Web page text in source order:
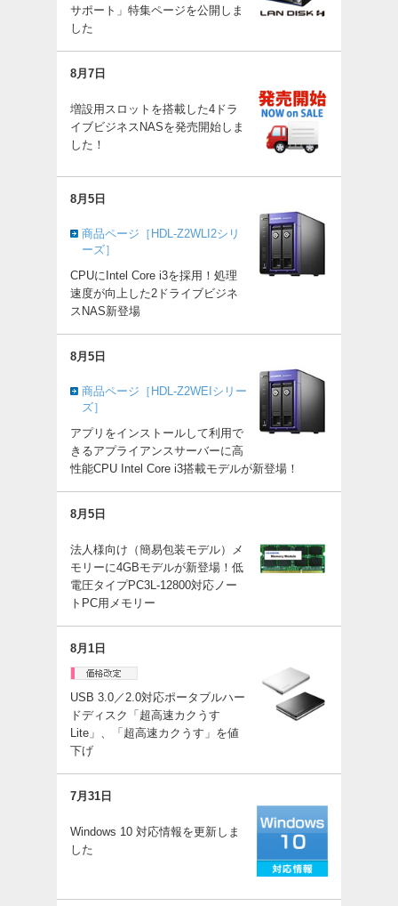
サポート」特集ページを公開しま
した
8月7日
増設用スロットを搭載した4ドラ
イブビジネスNASを発売開始しま
した！
8月5日
商品ページ［HDL-Z2WLI2シリ
ーズ］
CPUにIntel Core i3を採用！処理
速度が向上した2ドライブビジネ
スNAS新登場
8月5日
商品ページ［HDL-Z2WEIシリー
ズ］
アプリをインストールして利用で
きるアプライアンスサーバーに高
性能CPU Intel Core i3搭載モデルが新登場！
8月5日
法人様向け（簡易包装モデル）メ
モリーに4GBモデルが新登場！低
電圧タイプPC3L-12800対応ノー
トPC用メモリー
8月1日
USB 3.0／2.0対応ポータブルハー
ドディスク「超高速カクうす
Lite」、「超高速カクうす」を値
下げ
7月31日
Windows 10 対応情報を更新しま
した